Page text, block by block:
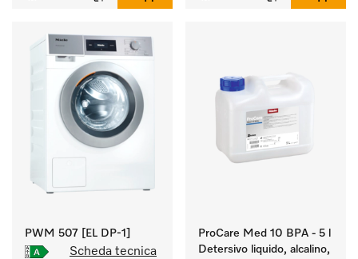
PWM 507 [EL DP-1]
Scheda tecnica
ProCare Med 10 BPA - 5 l
Detersivo liquido, alcalino,